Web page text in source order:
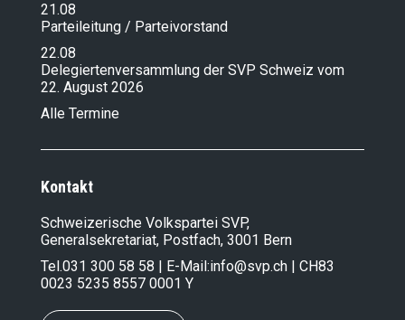
21.08
Parteileitung / Parteivorstand
22.08
Delegiertenversammlung der SVP Schweiz vom
22. August 2026
Alle Termine
Kontakt
Schweizerische Volkspartei SVP,
Generalsekretariat, Postfach, 3001 Bern
Tel.031 300 58 58 | E-Mail:info@svp.ch | CH83
0023 5235 8557 0001 Y